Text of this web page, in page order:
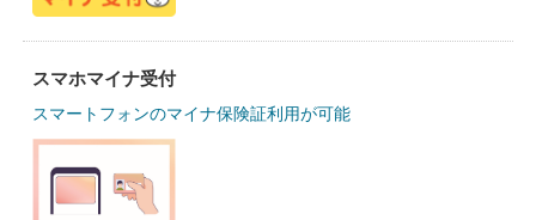
スマホマイナ受付
スマートフォンのマイナ保険証利用が可能